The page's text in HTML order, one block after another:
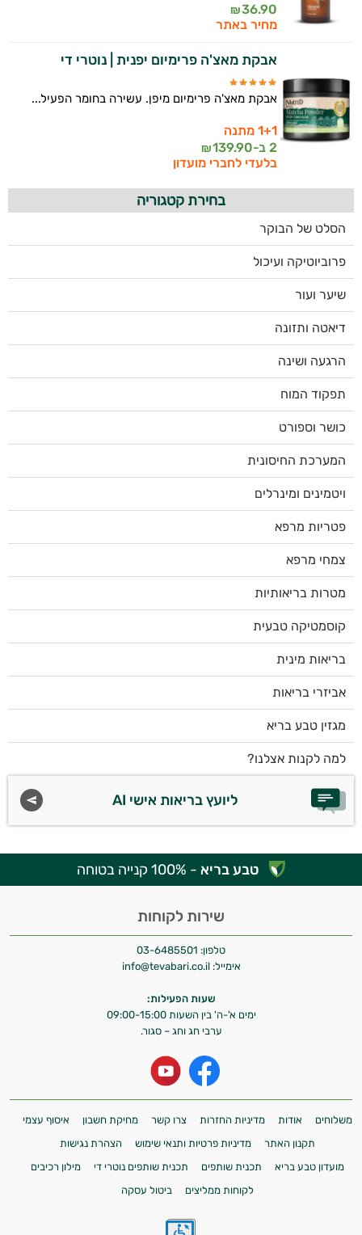
36.90
₪
מחיר באתר
אבקת מאצ'ה פרימיום יפנית | נוטרי די
אבקת מאצ'ה פרימיום מיפן. עשירה בחומר הפעיל...
1+1 מתנה
2 ב-
139.90
₪
בלעדי לחברי מועדון
בחירת קטגוריה
הסלט של הבוקר
פרוביוטיקה ועיכול
שיער ועור
דיאטה ותזונה
הרגעה ושינה
תפקוד המוח
כושר וספורט
המערכת החיסונית
ויטמינים ומינרלים
פטריות מרפא
צמחי מרפא
מטרות בריאותיות
קוסמטיקה טבעית
בריאות מינית
אביזרי בריאות
מגזין טבע בריא
למה לקנות אצלנו?
ליועץ בריאות אישי AI
טבע בריא - 100% קנייה בטוחה
שירות לקוחות
טלפון: 03-6485501
אימייל: info@tevabari.co.il
שעות הפעילות:
ימים א'-ה' בין השעות 09:00-15:00
ערבי חג וחג – סגור.
משלוחים אודות מדיניות החזרות צרו קשר מחיקת חשבון
איסוף עצמי
תקנון האתר
מדיניות פרטיות ותנאי שימוש
הצהרת נגישות
מועדון טבע בריא
תכנית שותפים תכנית שותפים נוטרי די
מילון רכיבים
לקוחות ממליצים
ביטול עסקה